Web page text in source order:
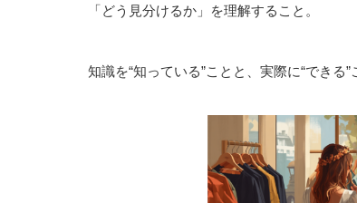
「どう見分けるか」を理解すること。
知識を“知っている”ことと、実際に“できる